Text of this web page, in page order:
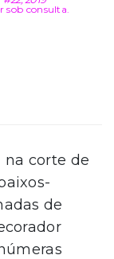
sob consulta.
na corte de
de